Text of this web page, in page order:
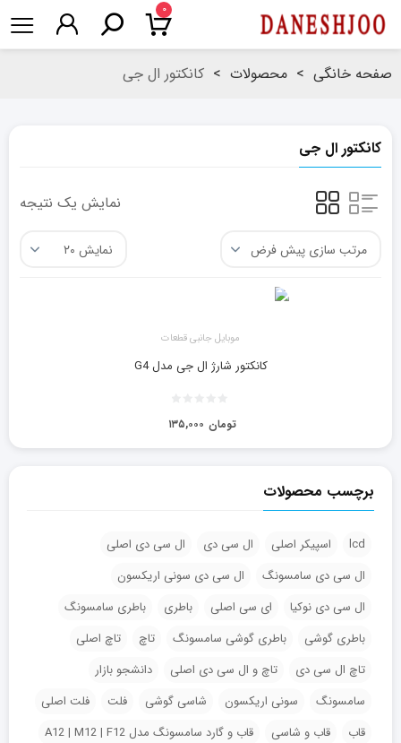
۰
صفحه خانگی > محصولات > کانکتور ال جی
کانکتور ال جی
نمایش یک نتیجه
موبایل جانبی قطعات
کانکتور شارژ ال جی مدل G4
۱۳۵,۰۰۰ تومان
برچسب محصولات
lcd اسپیکر اصلی ال سی دی
ال سی دی اصلی
ال سی دی سامسونگ
ال سی دی سونی اریکسون
ال سی دی نوکیا
ای سی اصلی باطری
باطری سامسونگ
باطری گوشی
باطری گوشی سامسونگ تاچ
تاچ اصلی
تاچ ال سی دی
تاچ و ال سی دی اصلی
دانشجو بازار
سامسونگ
سونی اریکسون شاسی گوشی فلت
فلت اصلی
قاب
قاب و شاسی
قاب و گارد سامسونگ مدل A12 | M12 | F12